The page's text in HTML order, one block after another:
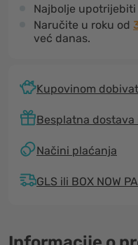
Najbolje upotrijebiti
Naručite u roku od
već danas.
Kupovinom
Besplatna dostava
Načini plaćanja
GLS ili BOX NOW